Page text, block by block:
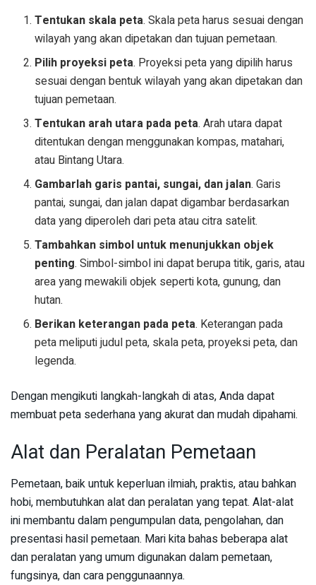
Tentukan skala peta. Skala peta harus sesuai dengan
wilayah yang akan dipetakan dan tujuan pemetaan.
Pilih proyeksi peta. Proyeksi peta yang dipilih harus
sesuai dengan bentuk wilayah yang akan dipetakan dan
tujuan pemetaan.
Tentukan arah utara pada peta. Arah utara dapat
ditentukan dengan menggunakan kompas, matahari,
atau Bintang Utara.
Gambarlah garis pantai, sungai, dan jalan. Garis
pantai, sungai, dan jalan dapat digambar berdasarkan
data yang diperoleh dari peta atau citra satelit.
Tambahkan simbol untuk menunjukkan objek
penting. Simbol-simbol ini dapat berupa titik, garis, atau
area yang mewakili objek seperti kota, gunung, dan
hutan.
Berikan keterangan pada peta. Keterangan pada
peta meliputi judul peta, skala peta, proyeksi peta, dan
legenda.
Dengan mengikuti langkah-langkah di atas, Anda dapat
membuat peta sederhana yang akurat dan mudah dipahami.
Alat dan Peralatan Pemetaan
Pemetaan, baik untuk keperluan ilmiah, praktis, atau bahkan
hobi, membutuhkan alat dan peralatan yang tepat. Alat-alat
ini membantu dalam pengumpulan data, pengolahan, dan
presentasi hasil pemetaan. Mari kita bahas beberapa alat
dan peralatan yang umum digunakan dalam pemetaan,
fungsinya, dan cara penggunaannya.